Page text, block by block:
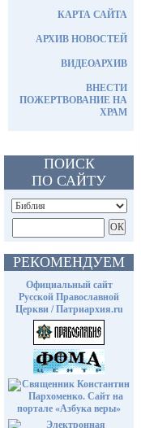
КАРТА САЙТА
АРХИВ НОВОСТЕЙ
ВИДЕОАРХИВ
ВНЕСТИ
ПОЖЕРТВОВАНИЕ НА
ХРАМ
ПОИСК
ПО САЙТУ
РЕКОМЕНДУЕМ
Официальный сайт
Русской Православной
Церкви / Патриархия.ru